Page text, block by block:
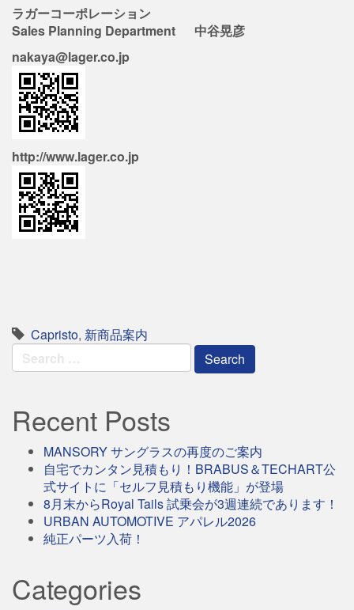
ラガーコーポレーション
Sales Planning Department 中谷晃彦
nakaya@lager.co.jp
http://www.lager.co.jp
Capristo, 新商品案内
Search
for:
Recent Posts
MANSORY サングラスの再度のご案内
自宅でカンタン見積もり！BRABUS＆TECHART公
式サイトに「セルフ見積もり機能」が登場
8月末からRoyal Tails 試乗会が3週連続であります！
URBAN AUTOMOTIVE アパレル2026
純正パーツ入荷！
Categories